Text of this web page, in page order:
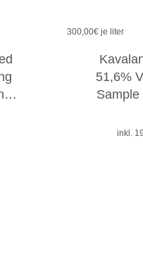
300,00€ je liter
51,6%
inkl.